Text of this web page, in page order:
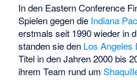
In den Eastern Conference
Spielen gegen die Indiana
erstmals seit 1990 wieder in
standen sie den Los Angeles
Titel in den Jahren 2000 bis
ihrem Team rund um